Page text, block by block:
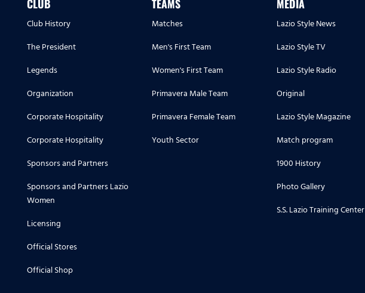
CLUB
Club History
The President
Legends
Organization
Corporate Hospitality
Corporate Hospitality
Sponsors and Partners
Sponsors and Partners Lazio
Women
Licensing
Official Stores
Official Shop
TEAMS
Matches
Men's First Team
Women's First Team
Primavera Male Team
Primavera Female Team
Youth Sector
MEDIA
Lazio Style News
Lazio Style TV
Lazio Style Radio
Original
Lazio Style Magazine
Match program
1900 History
Photo Gallery
S.S. Lazio Training Center